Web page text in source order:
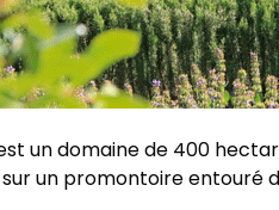
un domaine de 400
un promontoire entouré